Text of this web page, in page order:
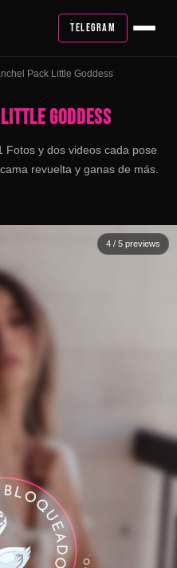
TELEGRAM
Pack Little Goddess
LITTLE GODDESS
Fotos y dos videos cada pose
revuelta y ganas de más.
4 / 5 previews